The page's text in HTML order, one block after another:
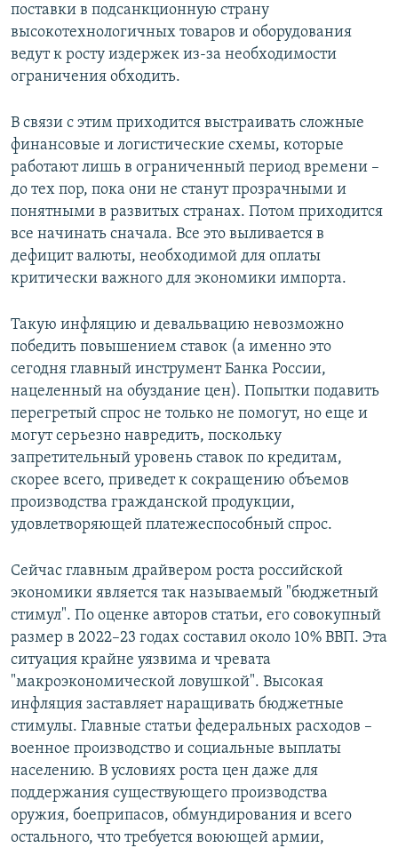
поставки в подсанкционную страну
высокотехнологичных товаров и оборудования
ведут к росту издержек из-за необходимости
ограничения обходить.
В связи с этим приходится выстраивать сложные
финансовые и логистические схемы, которые
работают лишь в ограниченный период времени –
до тех пор, пока они не станут прозрачными и
понятными в развитых странах. Потом приходится
все начинать сначала. Все это выливается в
дефицит валюты, необходимой для оплаты
критически важного для экономики импорта.
Такую инфляцию и девальвацию невозможно
победить повышением ставок (а именно это
сегодня главный инструмент Банка России,
нацеленный на обуздание цен). Попытки подавить
перегретый спрос не только не помогут, но еще и
могут серьезно навредить, поскольку
запретительный уровень ставок по кредитам,
скорее всего, приведет к сокращению объемов
производства гражданской продукции,
удовлетворяющей платежеспособный спрос.
Сейчас главным драйвером роста российской
экономики является так называемый "бюджетный
стимул". По оценке авторов статьи, его совокупный
размер в 2022–23 годах составил около 10% ВВП. Эта
ситуация крайне уязвима и чревата
"макроэкономической ловушкой". Высокая
инфляция заставляет наращивать бюджетные
стимулы. Главные статьи федеральных расходов –
военное производство и социальные выплаты
населению. В условиях роста цен даже для
поддержания существующего производства
оружия, боеприпасов, обмундирования и всего
остального, что требуется воюющей армии,